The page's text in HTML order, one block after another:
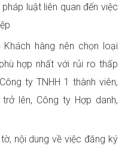
luật liên quan đến việc
hàng nên chọn loại
hợp nhất với rủi ro thấp
ty TNHH 1 thành viên,
lên, Công ty Hợp danh,
nội dung về việc đăng ký